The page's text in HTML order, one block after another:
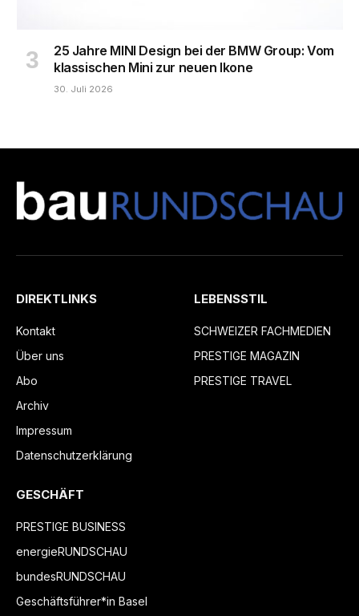
25 Jahre MINI Design bei der BMW Group: Vom
klassischen Mini zur neuen Ikone
30. Juli 2026
DIREKTLINKS
Kontakt
Über uns
Abo
Archiv
Impressum
Datenschutzerklärung
LEBENSSTIL
SCHWEIZER FACHMEDIEN
PRESTIGE MAGAZIN
PRESTIGE TRAVEL
GESCHÄFT
PRESTIGE BUSINESS
energieRUNDSCHAU
bundesRUNDSCHAU
Geschäftsführer*in Basel